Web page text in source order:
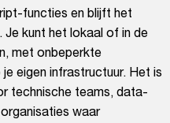
functies en blijft het
kunt het lokaal of in de
met onbeperkte
eigen infrastructuur. Het is
technische teams, data-
waar